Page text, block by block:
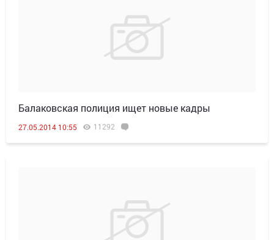
Балаковская полиция ищет новые кадры
27.05.2014 10:55 11292